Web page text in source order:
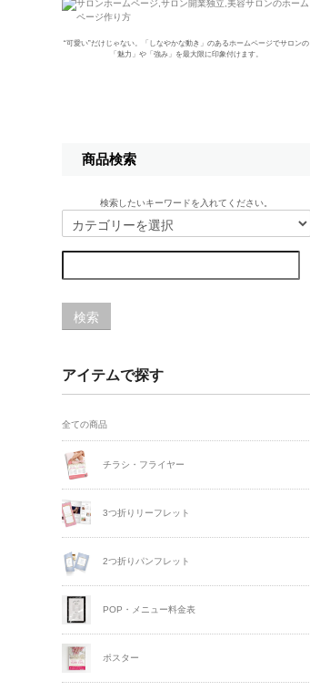
“可愛い”だけじゃない。「しなやかな動き」のあるホームページでサロンの
「魅力」や「強み」を最大限に印象付けます。
商品検索
検索したいキーワードを入れてください。
検索
アイテムで探す
全ての商品
チラシ・フライヤー
3つ折りリーフレット
2つ折りパンフレット
POP・メニュー料金表
ポスター